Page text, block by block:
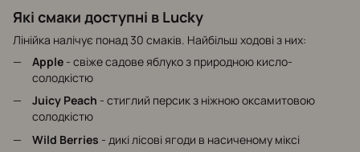
Які смаки доступні в Lucky
Лінійка налічує понад 30 смаків. Найбільш ходові з них:
Apple - свіже садове яблуко з природною кисло-
солодкістю
Juicy Peach - стиглий персик з ніжною оксамитовою
солодкістю
Wild Berries - дикі лісові ягоди в насиченому міксі